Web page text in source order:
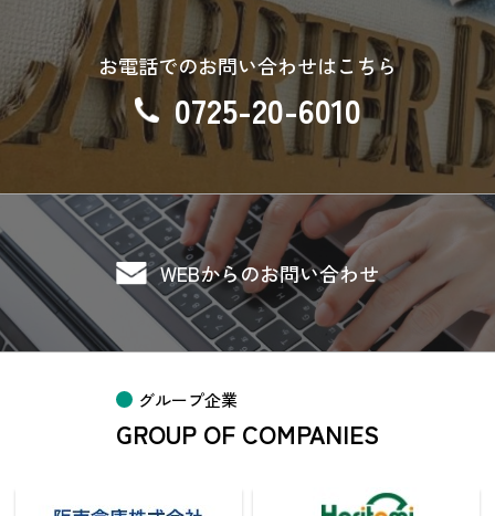
お電話でのお問い合わせはこちら
0725-20-6010
WEBからのお問い合わせ
グループ企業
GROUP OF COMPANIES